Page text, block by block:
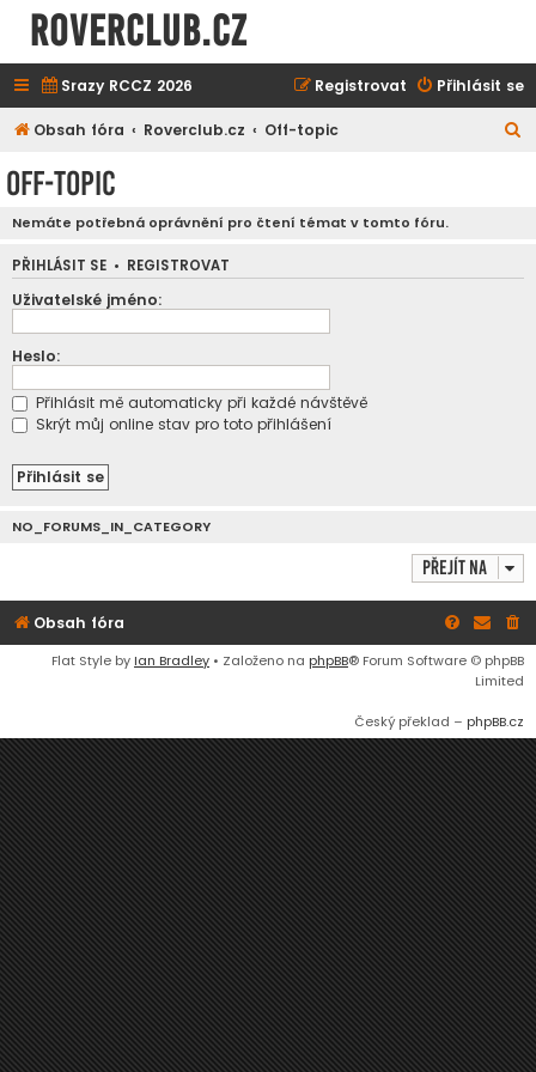
ROVERCLUB.cz
Srazy RCCZ 2026 Přihlásit se
Registrovat
Obsah fóra Roverclub.cz Off-topic
t
Off-topic
Nemáte potřebná oprávnění pro čtení témat v tomto fóru.
PŘIHLÁSIT SE • REGISTROVAT
Uživatelské jméno:
Heslo:
Přihlásit mě automaticky při každé návštěvě
Skrýt můj online stav pro toto přihlášení
NO_FORUMS_IN_CATEGORY
Přejít na
Obsah fóra
Flat Style by Ian Bradley • Založeno na phpBB® Forum Software © phpBB
Limited
Český překlad – phpBB.cz